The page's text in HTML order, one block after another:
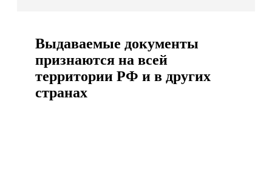
Выдаваемые документы
признаются на всей
территории РФ и в других
странах